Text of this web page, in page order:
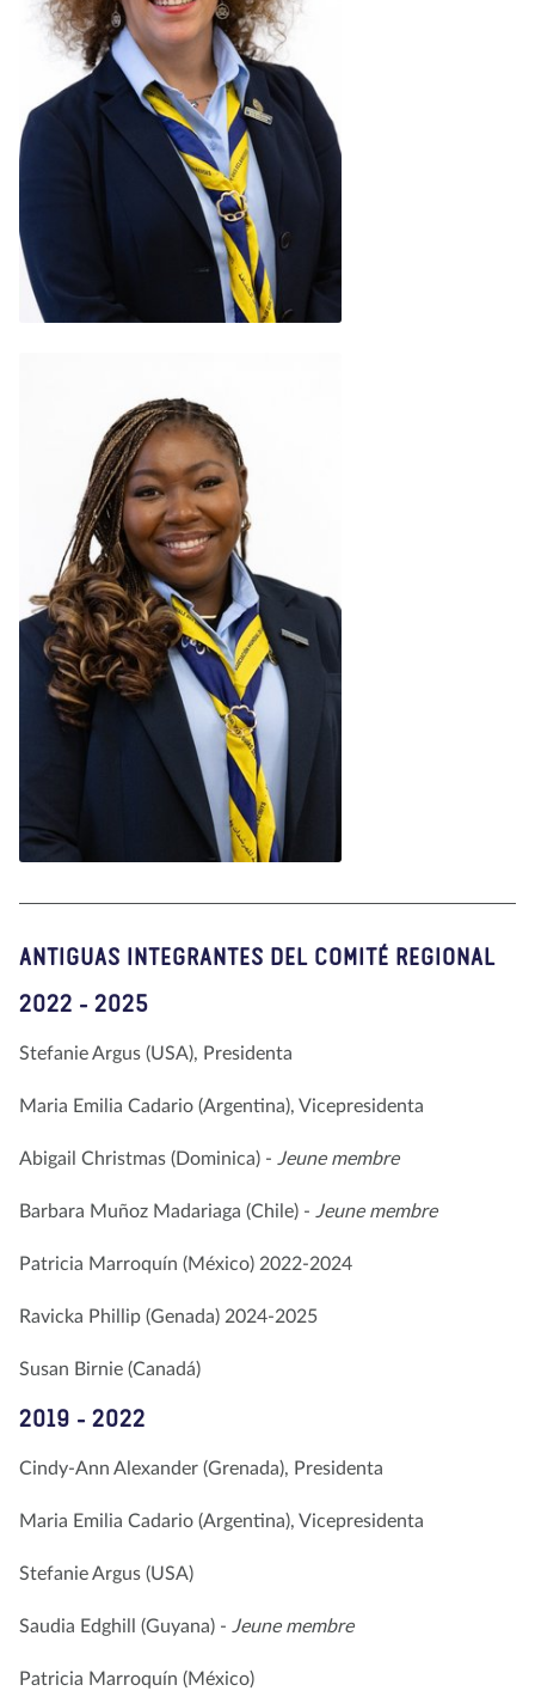
READ BIO
(Guyana)
ANTIGUAS INTEGRANTES DEL COMITÉ REGIONAL
2022 - 2025
Stefanie Argus (USA), Presidenta
Maria Emilia Cadario (Argentina), Vicepresidenta
Abigail Christmas (Dominica) - Jeune membre
Barbara Muñoz Madariaga (Chile) - Jeune membre
Patricia Marroquín (México) 2022-2024
Ravicka Phillip (Genada) 2024-2025
Susan Birnie (Canadá)
2019 - 2022
Cindy-Ann Alexander (Grenada), Presidenta
Maria Emilia Cadario (Argentina), Vicepresidenta
Stefanie Argus (USA)
Saudia Edghill (Guyana) - Jeune membre
Patricia Marroquín (México)